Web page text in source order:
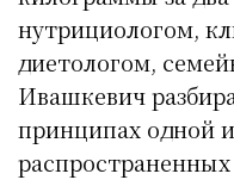
нутрициологом,
диетологом,
Ивашкевич
принципах одной